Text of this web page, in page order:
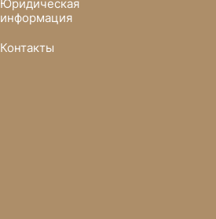
Юридическая
информация
Контакты